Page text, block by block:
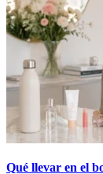
Qué llevar en el